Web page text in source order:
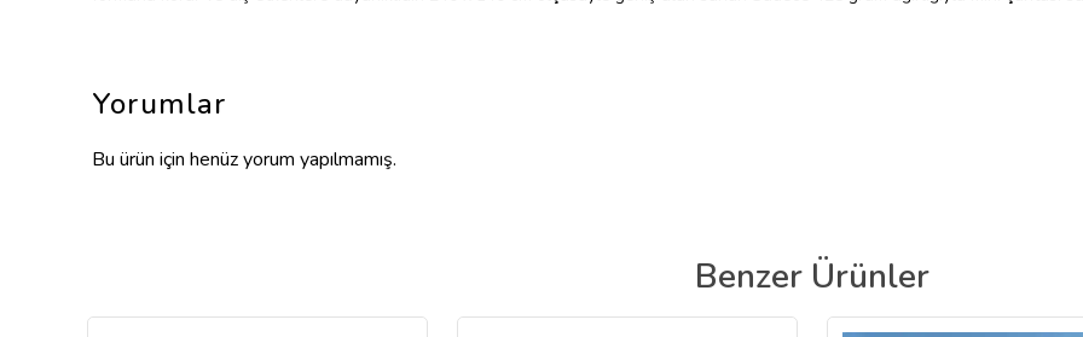
Yorumlar
Bu ürün için henüz yorum yapılmamış.
Benzer Ürünler